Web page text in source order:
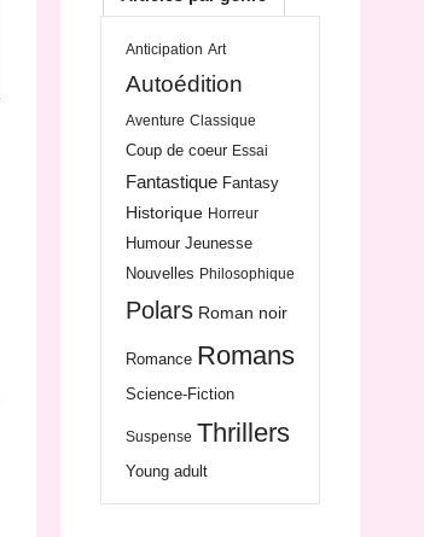
Anticipation Art
Autoédition
Aventure Classique
Coup de coeur Essai
Fantastique Fantasy
Historique Horreur
Humour Jeunesse
Nouvelles Philosophique
Polars Roman noir
Romance Romans
Science-Fiction
Suspense Thrillers
Young adult